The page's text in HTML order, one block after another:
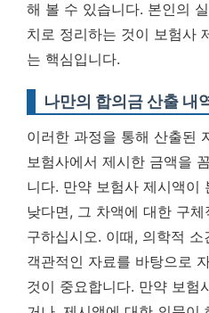
해 볼 수 있습니다. 본인의
치로 정리하는 것이 보험사
는 핵심입니다.
나만의 합의금 산출 내
이러한 과정을 통해 산출된
보험사에서 제시한 금액을
니다. 만약 보험사 제시액이
낮다면, 그 차액에 대한 구
구하십시오. 이때, 의학적 소
객관적인 자료를 바탕으로
것이 중요합니다. 만약 보험